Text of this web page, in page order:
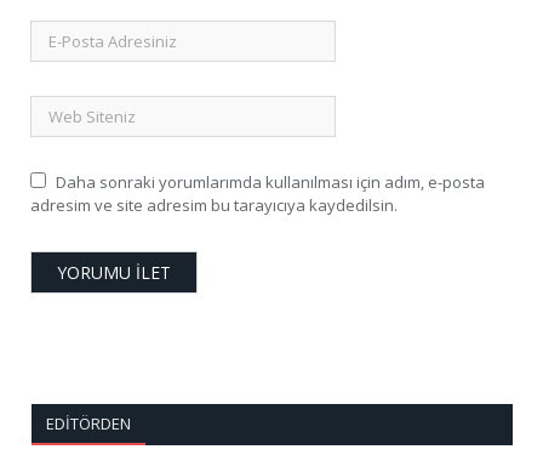
Daha sonraki yorumlarımda kullanılması için adım, e-posta
adresim ve site adresim bu tarayıcıya kaydedilsin.
EDITÖRDEN